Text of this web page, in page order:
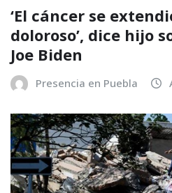
‘El cáncer se
doloroso’, dice hijo
Joe Biden
Presencia en Puebla